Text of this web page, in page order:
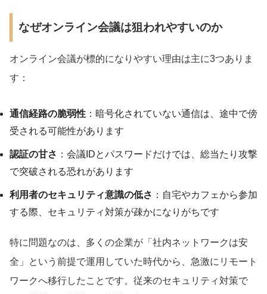
なぜオンライン会議は狙われやすいのか
オンライン会議が標的になりやすい理由は主に3つありま
す：
通信経路の脆弱性 ：暗号化されていない通信は、途中で傍
受される可能性があります
認証の甘さ ：会議IDとパスワードだけでは、総当たり攻撃
で突破される恐れがあります
利用者のセキュリティ意識の低さ ：自宅やカフェから参加
する際、セキュリティ対策が疎かになりがちです
特に問題なのは、多くの企業が「社内ネットワークは安
全」という前提で運用していた時代から、急激にリモート
ワークへ移行したことです。従来のセキュリティ対策で